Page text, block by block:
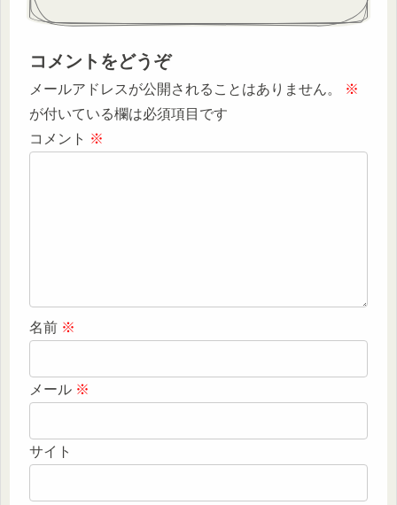
コメントをどうぞ
メールアドレスが公開されることはありません。
※
が付いている欄は必須項目です
コメント ※
名前 ※
メール ※
サイト